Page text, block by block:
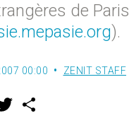
de Paris
).
00:00 ZENIT STAFF
w